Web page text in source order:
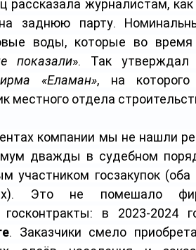
журналистам,
заднюю парту.
воды, которые во время
показали». Так утверждал
«Еламан», на
местного отдела
компании мы не нашли
дважды в судебном
участником госзакупок
Это не помешало
госконтракты: в 2023-2024
. Заказчики смело